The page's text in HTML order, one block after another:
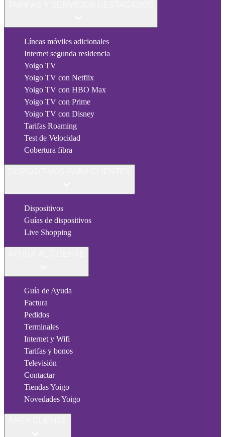
Líneas móviles adicionales
Internet segunda residencia
Yoigo TV
Yoigo TV con Netflix
Yoigo TV con HBO Max
Yoigo TV con Prime
Yoigo TV con Disney
Tarifas Roaming
Test de Velocidad
Cobertura fibra
Dispositivos
Guías de dispositivos
Live Shopping
Guía de Ayuda
Factura
Pedidos
Terminales
Internet y Wifi
Tarifas y bonos
Televisión
Contactar
Tiendas Yoigo
Novedades Yoigo